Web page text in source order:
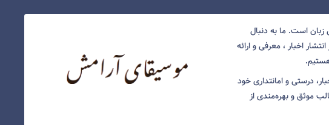
است. ما به دنبال
اخبار ، معرفی و ارائه
درستی و امانتداری خود
موثق و بهره‌مندی از